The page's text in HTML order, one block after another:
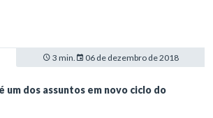
mais um ciclo do Programa de
3 min. 06 de dezembro de 2018
um dos assuntos em novo ciclo do